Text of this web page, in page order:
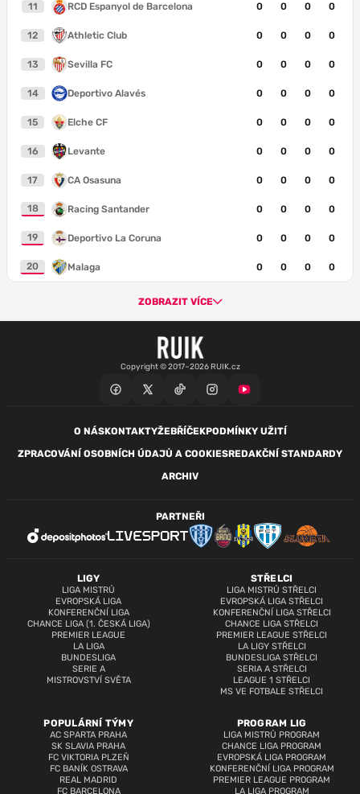
11 RCD Espanyol de Barcelona 0 0 0 0
12 Athletic Club 0 0 0 0
13 Sevilla FC 0 0 0 0
14 Deportivo Alavés 0 0 0 0
15 Elche CF 0 0 0 0
16 Levante 0 0 0 0
17 CA Osasuna 0 0 0 0
18 Racing Santander 0 0 0 0
19 Deportivo La Coruna 0 0 0 0
20 Malaga 0 0 0 0
ZOBRAZIT VÍCE
Copyright © 2017–2026 RUIK.cz
O NÁSKONTAKTYŽEBŘÍČEKPODMÍNKY UŽITÍ
ZPRACOVÁNÍ OSOBNÍCH ÚDAJŮ A COOKIESREDAKČNÍ STANDARDY
ARCHIV
LIGY
LIGA MISTRŮ
EVROPSKÁ LIGA
KONFERENČNÍ LIGA
CHANCE LIGA (1. ČESKÁ LIGA)
PREMIER LEAGUE
LA LIGA
BUNDESLIGA
SERIE A
MISTROVSTVÍ SVĚTA
STŘELCI
LIGA MISTRŮ STŘELCI
EVROPSKÁ LIGA STŘELCI
KONFERENČNÍ LIGA STŘELCI
CHANCE LIGA STŘELCI
PREMIER LEAGUE STŘELCI
LA LIGY STŘELCI
BUNDESLIGA STŘELCI
SERIA A STŘELCI
LEAGUE 1 STŘELCI
MS VE FOTBALE STŘELCI
POPULÁRNÍ TÝMY
AC SPARTA PRAHA
SK SLAVIA PRAHA
FC VIKTORIA PLZEŇ
FC BANÍK OSTRAVA
REAL MADRID
FC BARCELONA
PROGRAM LIG
LIGA MISTRŮ PROGRAM
CHANCE LIGA PROGRAM
EVROPSKÁ LIGA PROGRAM
KONFERENČNÍ LIGA PROGRAM
PREMIER LEAGUE PROGRAM
LA LIGA PROGRAM
PARTNEŘI